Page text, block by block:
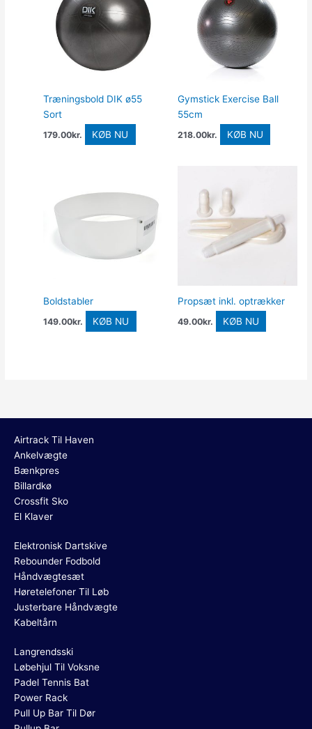
Træningsbold DIK ø55
Sort
179.00kr. KØB NU
Gymstick Exercise Ball
55cm
218.00kr. KØB NU
Boldstabler
149.00kr. KØB NU
Propsæt inkl. optrækker
49.00kr. KØB NU
Airtrack Til Haven
Ankelvægte
Bænkpres
Billardkø
Crossfit Sko
El Klaver
Elektronisk Dartskive
Rebounder Fodbold
Håndvægtesæt
Høretelefoner Til Løb
Justerbare Håndvægte
Kabeltårn
Langrendsski
Løbehjul Til Voksne
Padel Tennis Bat
Power Rack
Pull Up Bar Til Dør